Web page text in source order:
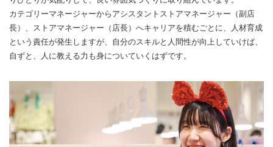
カテゴリーマネージャーからアシスタントストアマネージャー（副店
長）、ストアマネージャー（店長）へキャリアを積むごとに、人材育成
という責任が発生しますが、自分のスキルと人間性が向上していけば、
自ずと、人に教える力も身についていくはずです。